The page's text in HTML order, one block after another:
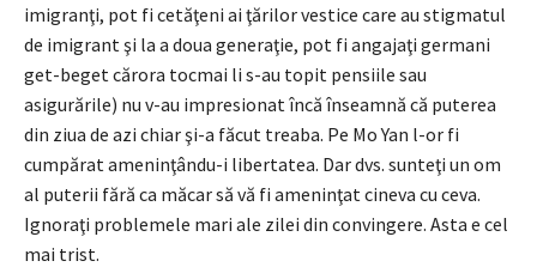
imigranţi, pot fi cetăţeni ai ţărilor vestice care au stigmatul
de imigrant şi la a doua generaţie, pot fi angajaţi germani
get-beget cărora tocmai li s-au topit pensiile sau
asigurările) nu v-au impresionat încă înseamnă că puterea
din ziua de azi chiar şi-a făcut treaba. Pe Mo Yan l-or fi
cumpărat ameninţându-i libertatea. Dar dvs. sunteţi un om
al puterii fără ca măcar să vă fi ameninţat cineva cu ceva.
Ignoraţi problemele mari ale zilei din convingere. Asta e cel
mai trist.